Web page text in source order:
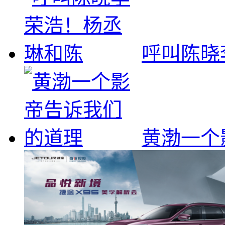
呼叫陈
黄渤一